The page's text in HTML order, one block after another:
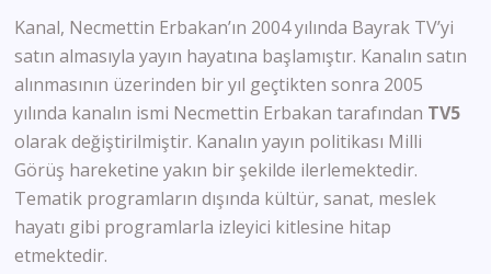
Kanal, Necmettin Erbakan’ın 2004 yılında Bayrak TV’yi
satın almasıyla yayın hayatına başlamıştır. Kanalın satın
alınmasının üzerinden bir yıl geçtikten sonra 2005
yılında kanalın ismi Necmettin Erbakan tarafından TV5
olarak değiştirilmiştir. Kanalın yayın politikası Milli
Görüş hareketine yakın bir şekilde ilerlemektedir.
Tematik programların dışında kültür, sanat, meslek
hayatı gibi programlarla izleyici kitlesine hitap
etmektedir.